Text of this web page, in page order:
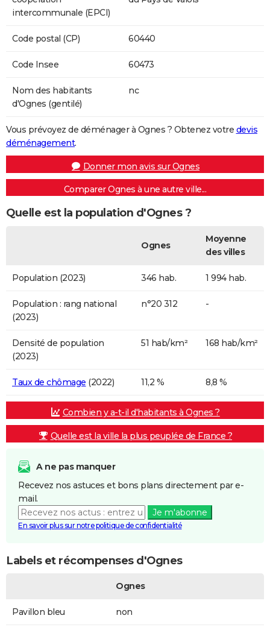
intercommunale (EPCI)
Code postal (CP) 60440
Code Insee 60473
Nom des habitants
d'Ognes (gentilé)
nc
Vous prévoyez de déménager à Ognes ? Obtenez votre devis
déménagement.
Donner mon avis sur Ognes
Comparer Ognes à une autre ville...
Quelle est la population d'Ognes ?
Ognes
Moyenne
des villes
Population (2023) 346 hab. 1 994 hab.
Population : rang national
(2023)
n°20 312 -
Densité de population
(2023)
51 hab/km² 168 hab/km²
Taux de chômage (2022) 11,2 % 8,8 %
Combien y a-t-il d'habitants à Ognes ?
Quelle est la ville la plus peuplée de France ?
A ne pas manquer
Recevez nos astuces et bons plans directement par e-
mail.
Je m'abonne
En savoir plus sur notre politique de confidentialité
Labels et récompenses d'Ognes
Ognes
Pavillon bleu non